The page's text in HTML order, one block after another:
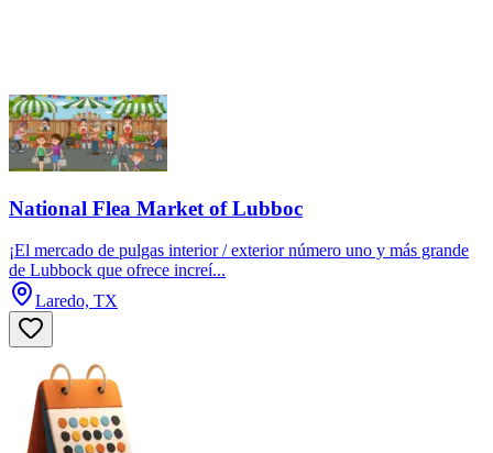
National Flea Market of Lubboc
¡El mercado de pulgas interior / exterior número uno y más grande
de Lubbock que ofrece increí...
Laredo, TX